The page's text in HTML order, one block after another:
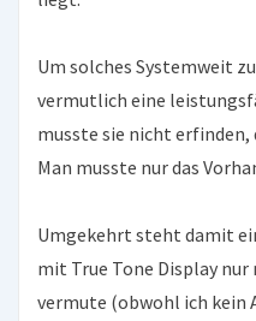
Um solches Systemweit
vermutlich eine
musste sie nicht erfinden,
Man musste nur das
Umgekehrt steht damit
mit True Tone Display nur
vermute (obwohl ich kein